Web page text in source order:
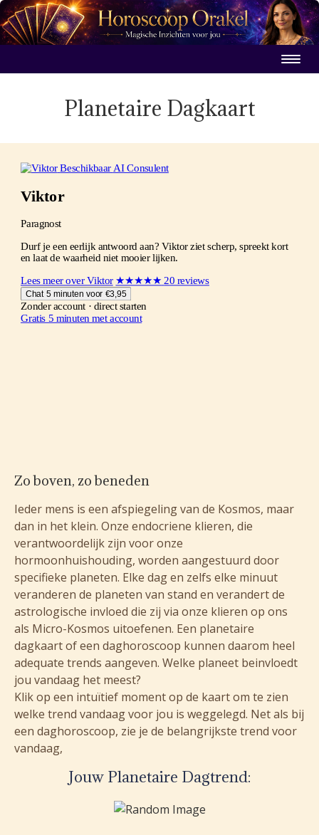
Planetaire Dagkaart
Zo boven, zo beneden
Ieder mens is een afspiegeling van de Kosmos, maar
dan in het klein. Onze endocriene klieren, die
verantwoordelijk zijn voor onze
hormoonhuishouding, worden aangestuurd door
specifieke planeten. Elke dag en zelfs elke minuut
veranderen de planeten van stand en verandert de
astrologische invloed die zij via onze klieren op ons
als Micro-Kosmos uitoefenen. Een planetaire
dagkaart of een daghoroscoop kunnen daarom heel
adequate trends aangeven. Welke planeet beinvloedt
jou vandaag het meest?
Klik op een intuïtief moment op de kaart om te zien
welke trend vandaag voor jou is weggelegd. Net als bij
een daghoroscoop, zie je de belangrijkste trend voor
vandaag,
Jouw Planetaire Dagtrend: